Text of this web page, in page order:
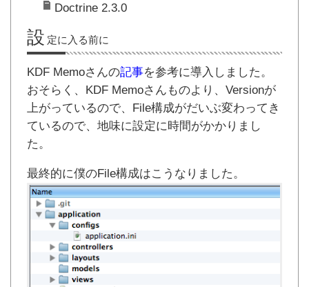
Doctrine 2.3.0
設 定に入る前に
KDF Memoさんの記事を参考に導入しました。
おそらく、KDF Memoさんものより、Versionが
上がっているので、File構成がだいぶ変わってき
ているので、地味に設定に時間がかかりまし
た。
最終的に僕のFile構成はこうなりました。